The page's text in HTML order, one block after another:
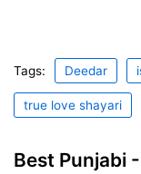
Tags: Deedar
true love shayari
Best Punjabi